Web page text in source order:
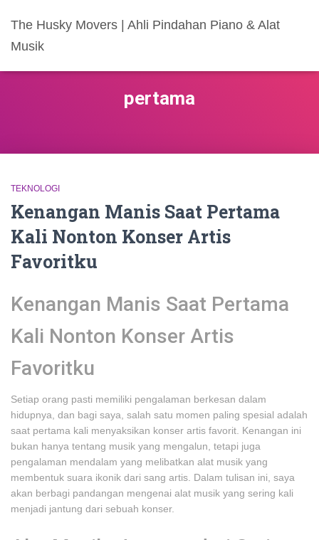
The Husky Movers | Ahli Pindahan Piano & Alat
Musik
pertama
TEKNOLOGI
Kenangan Manis Saat Pertama
Kali Nonton Konser Artis
Favoritku
Kenangan Manis Saat Pertama
Kali Nonton Konser Artis
Favoritku
Setiap orang pasti memiliki pengalaman berkesan dalam
hidupnya, dan bagi saya, salah satu momen paling spesial adalah
saat pertama kali menyaksikan konser artis favorit. Kenangan ini
bukan hanya tentang musik yang mengalun, tetapi juga
pengalaman mendalam yang melibatkan alat musik yang
membentuk suara ikonik dari sang artis. Dalam tulisan ini, saya
akan berbagi pandangan mengenai alat musik yang sering kali
menjadi jantung dari sebuah konser.